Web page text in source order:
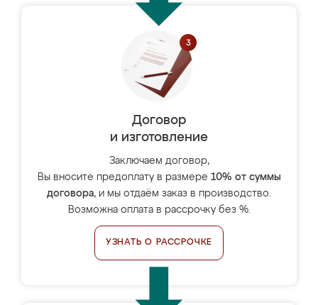
Договор
и изготовление
Заключаем договор,
Вы вносите предоплату в размере 10% от суммы
договора, и мы отдаём заказ в производство.
Возможна оплата в рассрочку без %.
УЗНАТЬ О РАССРОЧКЕ